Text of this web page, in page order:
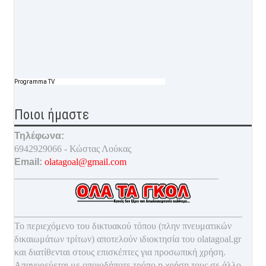
Programma TV
Ποιοι ήμαστε
Τηλέφωνα:
6942929066 - Κώστας Λούκας
Email: olatagoal@gmail.com
Το περιεχόμενο του δικτυακού τόπου (πλην πνευματικών
δικαιωμάτων τρίτων) αποτελούν ιδιοκτησία του olatagoal.gr
και διατίθενται στους επισκέπτες για προσωπική χρήση.